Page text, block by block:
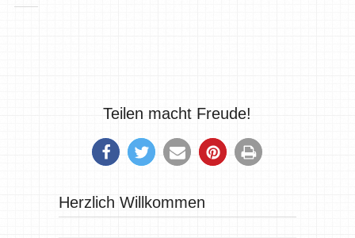
Teilen macht Freude!
Herzlich Willkommen